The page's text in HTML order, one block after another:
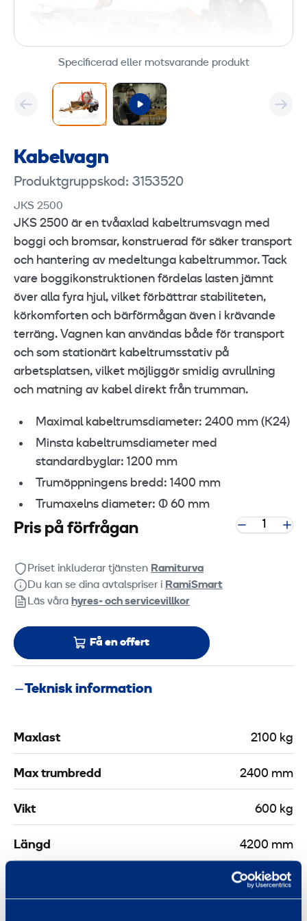
Specificerad eller motsvarande produkt
Kabelvagn
Produktgruppskod: 3153520
JKS 2500
JKS 2500 är en tvåaxlad kabeltrumsvagn med
boggi och bromsar, konstruerad för säker transport
och hantering av medeltunga kabeltrummor. Tack
vare boggikonstruktionen fördelas lasten jämnt
över alla fyra hjul, vilket förbättrar stabiliteten,
körkomforten och bärförmågan även i krävande
terräng. Vagnen kan användas både för transport
och som stationärt kabeltrumsstativ på
arbetsplatsen, vilket möjliggör smidig avrullning
och matning av kabel direkt från trumman.
Maximal kabeltrumsdiameter: 2400 mm (K24)
Minsta kabeltrumsdiameter med
standardbyglar: 1200 mm
Trumöppningens bredd: 1400 mm
Trumaxelns diameter: Ø 60 mm
Pris på förfrågan
Priset inkluderar tjänsten Ramiturva
Du kan se dina avtalspriser i RamiSmart
Läs våra hyres‑ och servicevillkor
Få en offert
Teknisk information
Maxlast 2100 kg
Max trumbredd 2400 mm
Vikt 600 kg
Längd 4200 mm
2300 mm